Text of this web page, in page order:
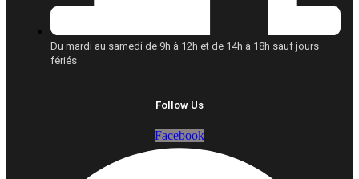
Du mardi au samedi de 9h à 12h et de 14h à 18h sauf jours
fériés
Follow Us
Facebook